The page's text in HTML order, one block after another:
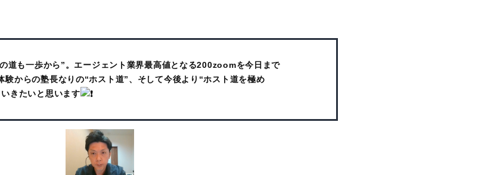
道も一歩から”。エージェント業界最高値となる200zoomを今日まで
験からの塾長なりの“ホスト道”、そして今後より“ホスト道を極め
きたいと思います